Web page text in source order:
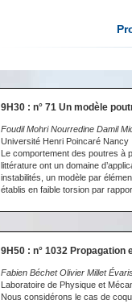
9H30 : n° 71 Un modèle
Foudil Mohri Nourredine Damil
Université Henri Poincaré Nancy
Le comportement des poutres à
littérature ont un domaine
instabilités, un modèle par
établis en faible torsion par
9H50 : n° 1032
Fabien Béchet Olivier Millet
Laboratoire de Physique et
Nous considérons le cas de